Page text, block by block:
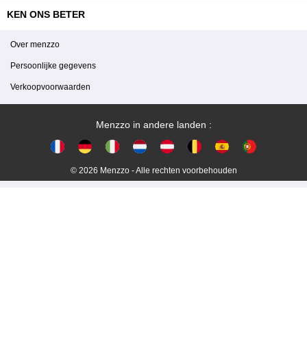
KEN ONS BETER
Over menzzo
Persoonlijke gegevens
Verkoopvoorwaarden
Menzzo in andere landen :
© 2026 Menzzo - Alle rechten voorbehouden